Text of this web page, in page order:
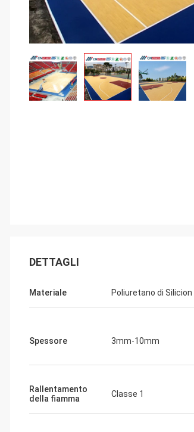
Gli sport del CN è una società in maniera
servizi. Speri che abbiamo una
DETTAGLI
Materiale Poliuretano di Silicion
Spessore 3mm-10mm
Rallentamento
della fiamma
Classe 1